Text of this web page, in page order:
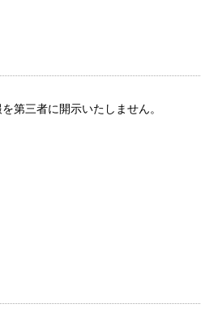
第三者に開示いたしません。